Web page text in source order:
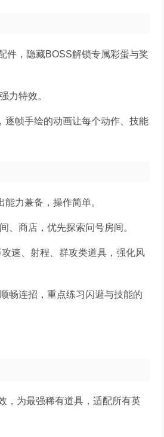
件，隐藏BOSS解锁专属彩蛋与奖
力特效。
逐帧手绘的动画让每个动作、技能
力兼备，操作简单。
、商店，优先探索问号房间。
速、射程、群攻类道具，强化风
畅连招，重点练习闪避与技能的
，为最强稀有道具，适配所有英